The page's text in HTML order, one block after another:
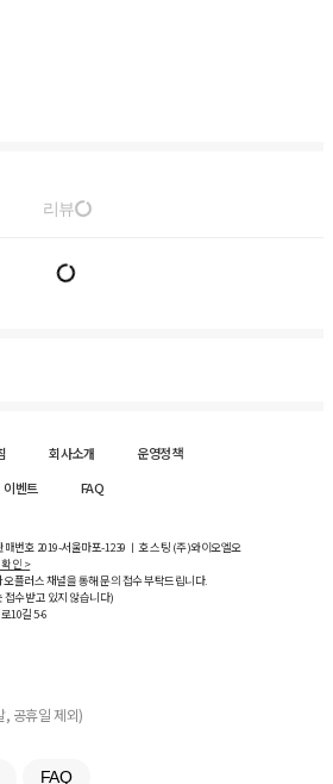
리뷰
회사소개
운영정책
이벤트 FAQ
번호 2019-서울마포-1239 ㅣ 호스팅 (주)와이오엘오
인 >
플러스 채널을 통해 문의 접수 부탁드립니다.
접수받고 있지 않습니다)
10길5-6
, 공휴일 제외)
FAQ